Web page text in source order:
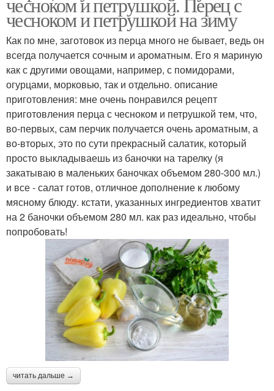
чесноком и петрушкой на зиму
Как по мне, заготовок из перца много не бывает, ведь он
всегда получается сочным и ароматным. Его я мариную
как с другими овощами, например, с помидорами,
огурцами, морковью, так и отдельно. описание
приготовления: мне очень понравился рецепт
приготовления перца с чесноком и петрушкой тем, что,
во-первых, сам перчик получается очень ароматным, а
во-вторых, это по сути прекрасный салатик, который
просто выкладываешь из баночки на тарелку (я
закатываю в маленьких баночках объемом 280-300 мл.)
и все - салат готов, отличное дополнение к любому
мясному блюду. кстати, указанных ингредиентов хватит
на 2 баночки объемом 280 мл. как раз идеально, чтобы
попробовать!
читать дальше →